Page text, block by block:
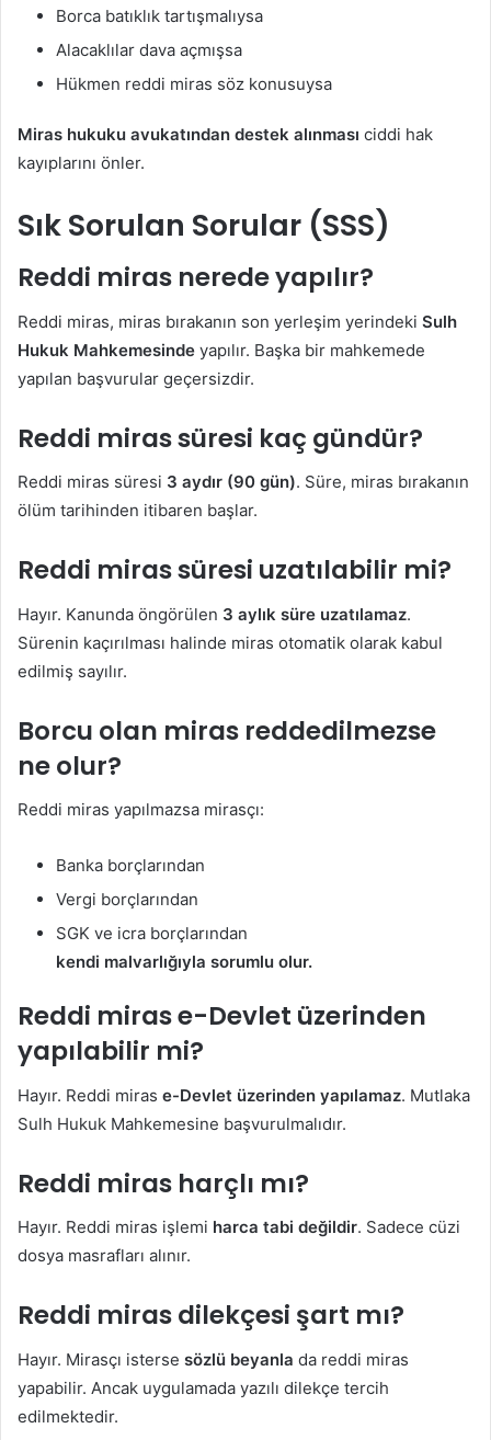
Borca batıklık tartışmalıysa
Alacaklılar dava açmışsa
Hükmen reddi miras söz konusuysa
Miras hukuku avukatından destek alınması ciddi hak
kayıplarını önler.
Sık Sorulan Sorular (SSS)
Reddi miras nerede yapılır?
Reddi miras, miras bırakanın son yerleşim yerindeki Sulh
Hukuk Mahkemesinde yapılır. Başka bir mahkemede
yapılan başvurular geçersizdir.
Reddi miras süresi kaç gündür?
Reddi miras süresi 3 aydır (90 gün). Süre, miras bırakanın
ölüm tarihinden itibaren başlar.
Reddi miras süresi uzatılabilir mi?
Hayır. Kanunda öngörülen 3 aylık süre uzatılamaz.
Sürenin kaçırılması halinde miras otomatik olarak kabul
edilmiş sayılır.
Borcu olan miras reddedilmezse
ne olur?
Reddi miras yapılmazsa mirasçı:
Banka borçlarından
Vergi borçlarından
SGK ve icra borçlarından
kendi malvarlığıyla sorumlu olur.
Reddi miras e-Devlet üzerinden
yapılabilir mi?
Hayır. Reddi miras e-Devlet üzerinden yapılamaz. Mutlaka
Sulh Hukuk Mahkemesine başvurulmalıdır.
Reddi miras harçlı mı?
Hayır. Reddi miras işlemi harca tabi değildir. Sadece cüzi
dosya masrafları alınır.
Reddi miras dilekçesi şart mı?
Hayır. Mirasçı isterse sözlü beyanla da reddi miras
yapabilir. Ancak uygulamada yazılı dilekçe tercih
edilmektedir.